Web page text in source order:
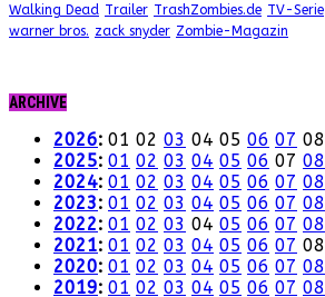
Walking Dead Trailer TrashZombies.de TV-Serie
warner bros. zack snyder Zombie-Magazin
ARCHIVE
2026: 01 02 03 04 05 06 07 08
2025: 01 02 03 04 05 06 07 08
2024: 01 02 03 04 05 06 07 08
2023: 01 02 03 04 05 06 07 08
2022: 01 02 03 04 05 06 07 08
2021: 01 02 03 04 05 06 07 08
2020: 01 02 03 04 05 06 07 08
2019: 01 02 03 04 05 06 07 08